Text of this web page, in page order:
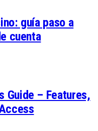
guía paso a
cuenta
Guide – Features,